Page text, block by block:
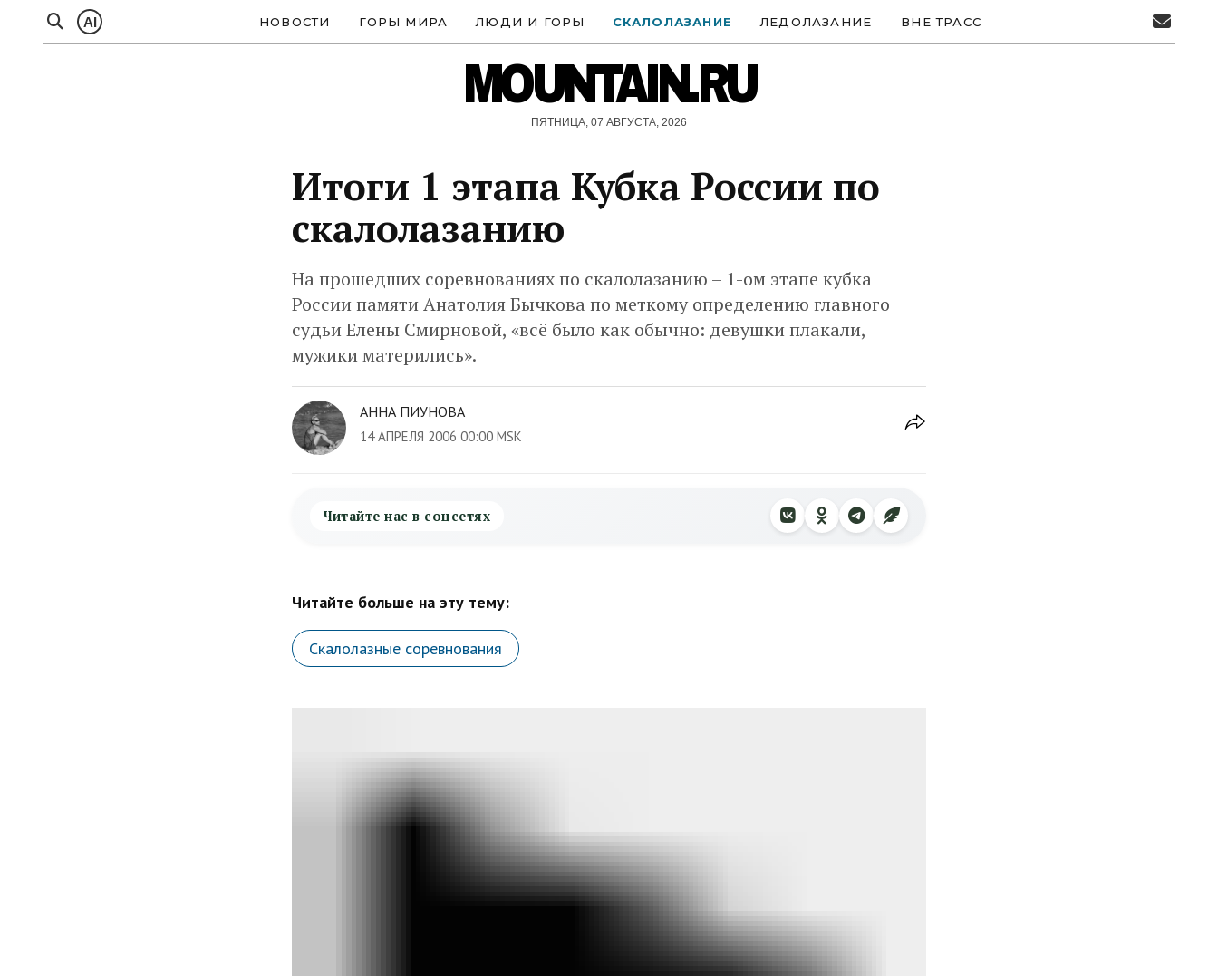
AI НОВОСТИ ГОРЫ МИРА ЛЮДИ И ГОРЫ СКАЛОЛАЗАНИЕ ЛЕДОЛАЗАНИЕ ВНЕ ТРАСС
MOUNTAIN.RU
ПЯТНИЦА, 07 АВГУСТА, 2026
Итоги 1 этапа Кубка России по
скалолазанию
На прошедших соревнованиях по скалолазанию – 1-ом этапе кубка
России памяти Анатолия Бычкова по меткому определению главного
судьи Елены Смирновой, «всё было как обычно: девушки плакали,
мужики матерились».
АННА ПИУНОВА
14 АПРЕЛЯ 2006 00:00 MSK
Читайте нас в соцсетях
Читайте больше на эту тему:
Скалолазные соревнования